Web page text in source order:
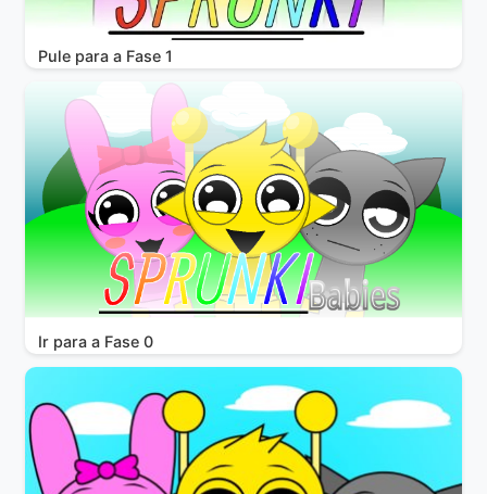
Pule para a Fase 1
Ir para a Fase 0